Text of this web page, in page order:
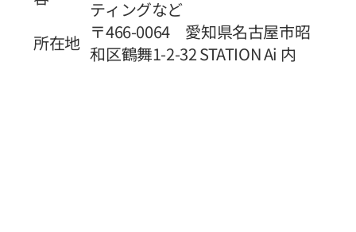
ティングなど
所在地 〒466-0064 愛知県名古屋市昭
和区鶴舞1-2-32 STATION Ai 内